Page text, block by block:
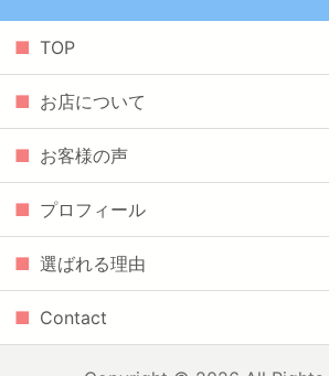
TOP
お店について
お客様の声
プロフィール
選ばれる理由
Contact